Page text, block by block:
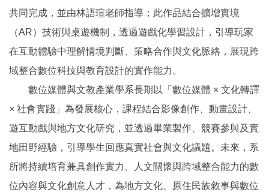
共同完成，並由林語瑄老師指導；此作品結合擴增實境
（AR）技術與桌遊機制，透過遊戲化學習設計，引導玩家
在互動體驗中理解情境判斷、策略合作與文化脈絡，展現跨
域整合數位科技與教育設計的實作能力。
數位媒體與文教產業學系長期以「數位媒體 × 文化轉譯
× 社會實踐」為發展核心，課程結合影像創作、動畫設計、
遊互動戲與地方文化研究，並透過畢業製作、競賽參與及實
地田野經驗，引導學生回應真實社會與文化議題。未來，系
所將持續培育兼具創作實力、人文關懷與跨域整合能力的數
位內容與文化創意人才，為地方文化、原住民族敘事與數位